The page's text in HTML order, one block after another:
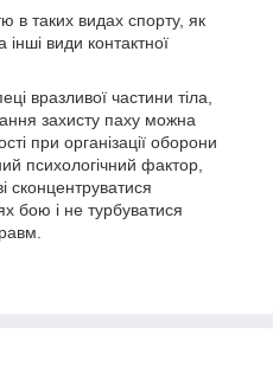
в таких видах спорту, як
інші види контактної
вразливої частини тіла,
захисту паху можна
при організації оборони
психологічний фактор,
сконцентруватися
бою і не турбуватися